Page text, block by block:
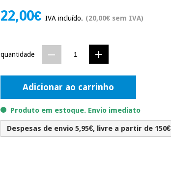
22,00€IVA incluído. (20,00€ sem IVA)
quantidade
Adicionar ao carrinho
Produto em estoque. Envio imediato
Despesas de envio 5,95€, livre a partir de 150€